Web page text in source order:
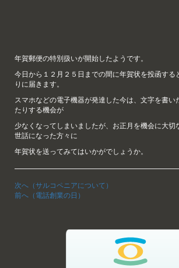
年賀郵便の特別扱いが開始したようです。
今日から１２月２５日までの間に年賀状を投函する
りに届きます。
スマホなどの電子機器が発達した今は、文字を書い
たりする機会が
少なくなってしまいましたが、お正月を機会に大切
世話になった方々に
年賀状を送ってみてはいかがでしょうか。
次へ（サルコペニアについて）
前へ（電話創業の日）